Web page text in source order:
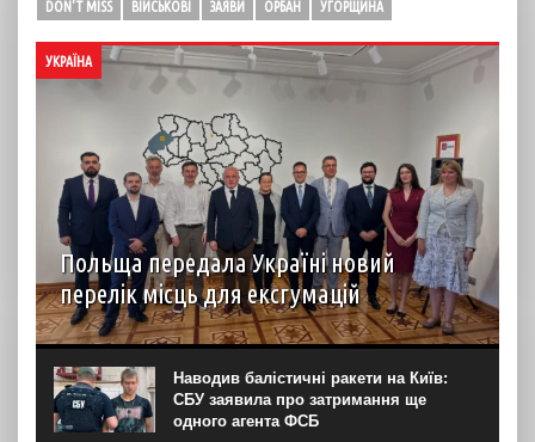
DON'T MISS ВІЙСЬКОВІ ЗАЯВИ ОРБАН УГОРЩИНА
УКРАЇНА
Польща передала Україні новий
перелік місць для ексгумацій
У Львові 5 серпня пройшло засідання Українсько-
польської робочої групи у справах гідних поховань, у
межах якого Польща передала перелік місць для
проведення подальших робіт на території України. Про
це...
Наводив балістичні ракети на Київ:
СБУ заявила про затримання ще
одного агента ФСБ